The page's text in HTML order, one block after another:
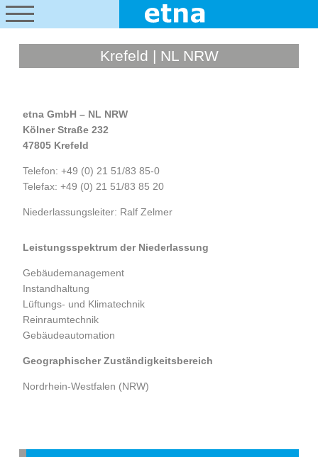
Krefeld | NL NRW
etna GmbH – NL NRW
Kölner Straße 232
47805 Krefeld
Telefon: +49 (0) 21 51/83 85-0
Telefax: +49 (0) 21 51/83 85 20
Niederlassungsleiter: Ralf Zelmer
Leistungsspektrum der Niederlassung
Gebäudemanagement
Instandhaltung
Lüftungs- und Klimatechnik
Reinraumtechnik
Gebäudeautomation
Geographischer Zuständigkeitsbereich
Nordrhein-Westfalen (NRW)